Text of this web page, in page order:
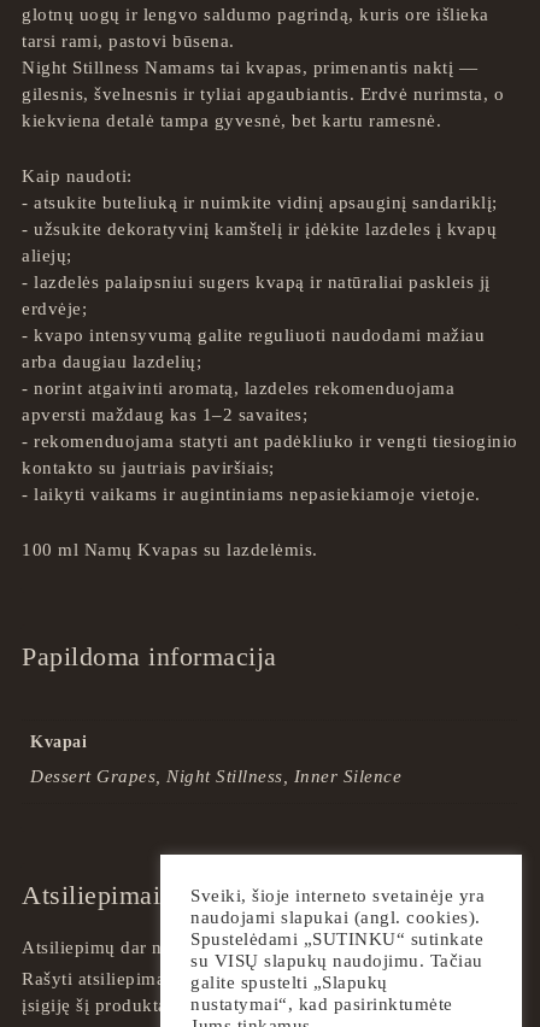
glotnų uogų ir lengvo saldumo pagrindą, kuris ore išlieka
tarsi rami, pastovi būsena.
Night Stillness Namams tai kvapas, primenantis naktį —
gilesnis, švelnesnis ir tyliai apgaubiantis. Erdvė nurimsta, o
kiekviena detalė tampa gyvesnė, bet kartu ramesnė.
Kaip naudoti:
- atsukite buteliuką ir nuimkite vidinį apsauginį sandariklį;
- užsukite dekoratyvinį kamštelį ir įdėkite lazdeles į kvapų
aliejų;
- lazdelės palaipsniui sugers kvapą ir natūraliai paskleis jį
erdvėje;
- kvapo intensyvumą galite reguliuoti naudodami mažiau
arba daugiau lazdelių;
- norint atgaivinti aromatą, lazdeles rekomenduojama
apversti maždaug kas 1–2 savaites;
- rekomenduojama statyti ant padėkliuko ir vengti tiesioginio
kontakto su jautriais paviršiais;
- laikyti vaikams ir augintiniams nepasiekiamoje vietoje.
100 ml Namų Kvapas su lazdelėmis.
Papildoma informacija
Kvapai
Dessert Grapes, Night Stillness, Inner Silence
Atsiliepimai
Atsiliepimų dar nėra.
Rašyti atsiliepimą gali tik prisijungę pirkėjai, kurie yra
įsigiję šį produktą.
Sveiki, šioje interneto svetainėje yra
naudojami slapukai (angl. cookies).
Spustelėdami „SUTINKU“ sutinkate
su VISŲ slapukų naudojimu. Tačiau
galite spustelti „Slapukų
nustatymai“, kad pasirinktumėte